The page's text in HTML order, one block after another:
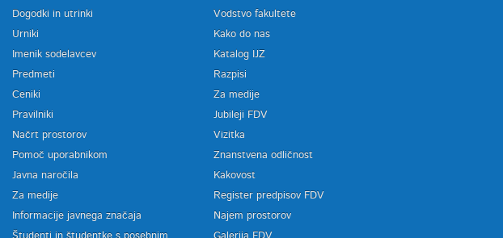
Dogodki in utrinki
Urniki
Imenik sodelavcev
Predmeti
Ceniki
Pravilniki
Načrt prostorov
Pomoč uporabnikom
Javna naročila
Za medije
Informacije javnega značaja
Vodstvo fakultete
Kako do nas
Katalog IJZ
Razpisi
Za medije
Jubileji FDV
Vizitka
Znanstvena odličnost
Kakovost
Register predpisov FDV
Najem prostorov